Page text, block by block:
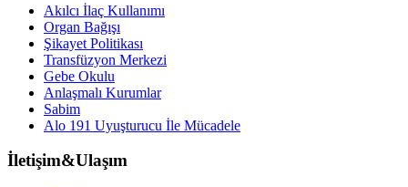
Akılcı İlaç Kullanımı
Organ Bağışı
Şikayet Politikası
Transfüzyon Merkezi
Gebe Okulu
Anlaşmalı Kurumlar
Sabim
Alo 191 Uyuşturucu İle Mücadele
İletişim&Ulaşım